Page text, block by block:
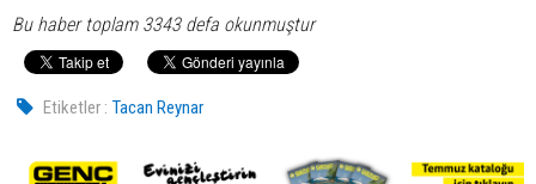
Bu haber toplam 3343 defa okunmuştur
Etiketler : Tacan Reynar